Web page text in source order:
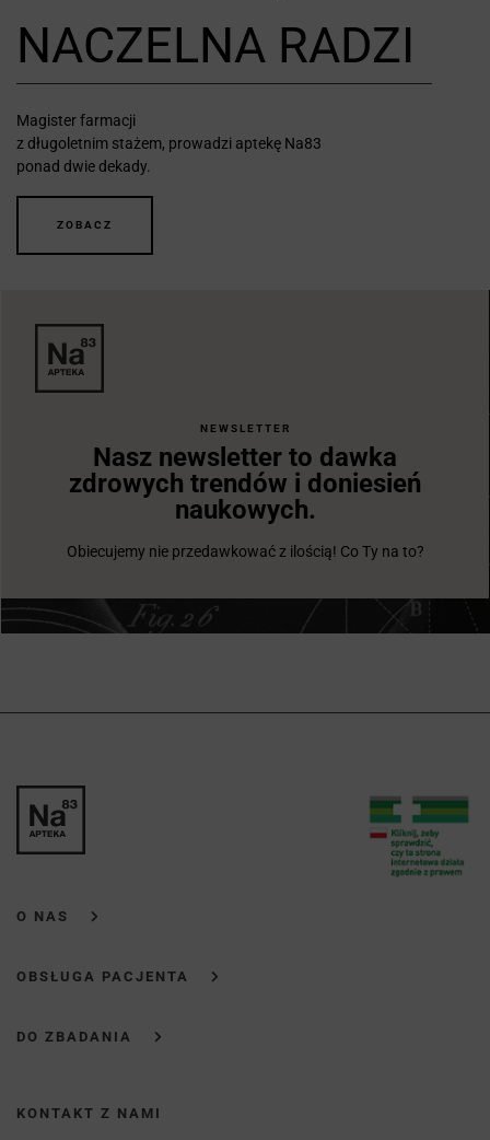
NACZELNA RADZI
Magister farmacji
z długoletnim stażem, prowadzi aptekę Na83
ponad dwie dekady.
ZOBACZ
NEWSLETTER
Nasz newsletter to dawka
zdrowych trendów i doniesień
naukowych.
Obiecujemy nie przedawkować z ilością! Co Ty na to?
O NAS
OBSŁUGA PACJENTA
DO ZBADANIA
KONTAKT Z NAMI